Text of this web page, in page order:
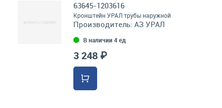
63645-1203616
Кронштейн УРАЛ трубы наружной
Производитель: АЗ УРАЛ
В наличии 4 ед
3 248 ₽